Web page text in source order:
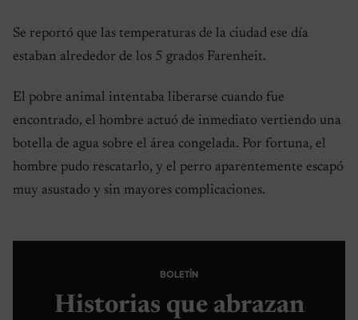
Se reportó que las temperaturas de la ciudad ese día
estaban alrededor de los 5 grados Farenheit.
El pobre animal intentaba liberarse cuando fue
encontrado, el hombre actuó de inmediato vertiendo una
botella de agua sobre el área congelada. Por fortuna, el
hombre pudo rescatarlo, y el perro aparentemente escapó
muy asustado y sin mayores complicaciones.
BOLETÍN
Historias que abrazan